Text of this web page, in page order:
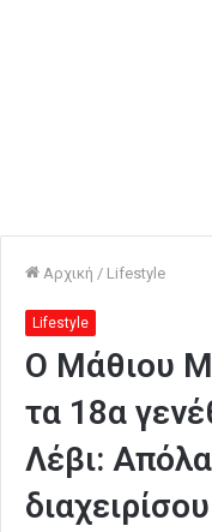
Αρχική / Lifestyle
Lifestyle
Ο Μάθιου
τα 18α
Λέβι: